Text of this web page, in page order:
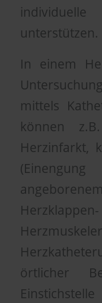
individuelle
unterstützen.
In einem
mittels
können
Herzinfarkt,
(Einengung
örtlicher